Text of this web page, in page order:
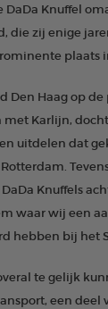
DaDa Knuffel
die zij enige
plaats
Den Haag op
Karlijn,
uitdelen dat
Knuffels
waar wij een
hebben bij het
te gelijk
een deel